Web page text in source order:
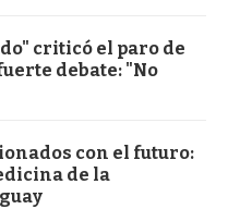
criticó el paro de
debate: "No
con el futuro:
de la